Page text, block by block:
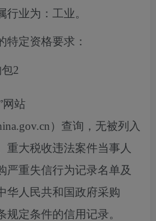
行业为：工业。
特定资格要求：
2
网站
）查询，无被列入
重大税收违法案件当事人
严重失信行为记录名单及
华人民共和国政府采购
规定条件的信用记录。